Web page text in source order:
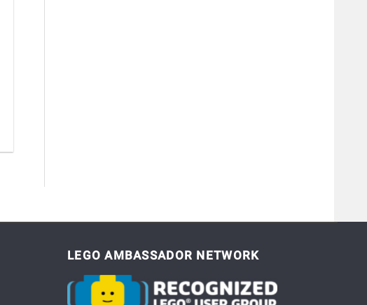
LEGO AMBASSADOR NETWORK